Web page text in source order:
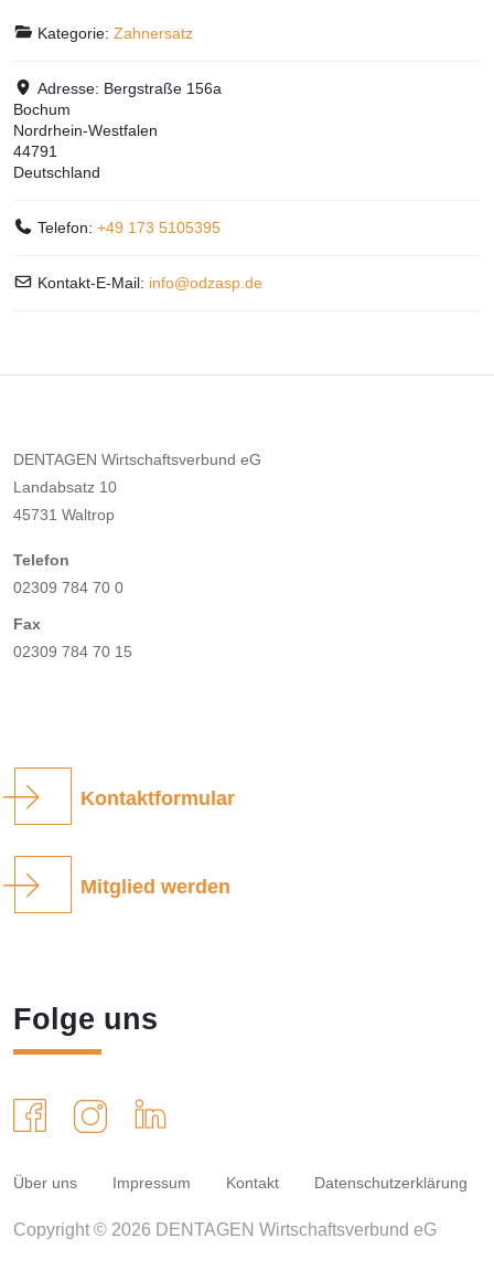
Kategorie:Zahnersatz
Adresse: Bergstraße 156a
Bochum
Nordrhein-Westfalen
44791
Deutschland
Telefon:+49 173 5105395
Kontakt-E-Mail: info@odzasp.de
DENTAGEN Wirtschaftsverbund eG
Landabsatz 10
45731 Waltrop
Telefon
02309 784 70 0
Fax
02309 784 70 15
Kontaktformular
Mitglied werden
Folge uns
Über uns Impressum Kontakt Datenschutzerklärung
Copyright © 2026 DENTAGEN Wirtschaftsverbund eG